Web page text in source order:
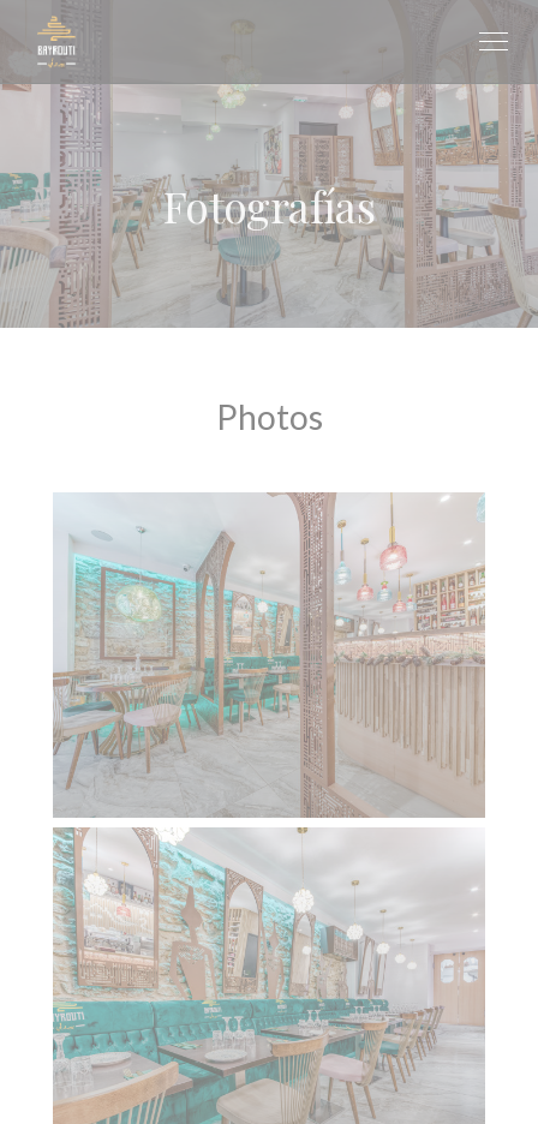
Personalización de sus opciones de cookies
Fotografías
Photos